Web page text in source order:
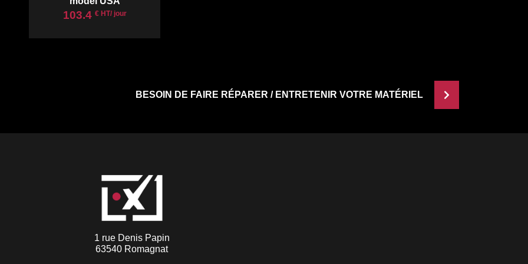
103.4 € HT/ jour
BESOIN DE FAIRE RÉPARER / ENTRETENIR VOTRE MATÉRIEL
1 rue Denis Papin
63540 Romagnat